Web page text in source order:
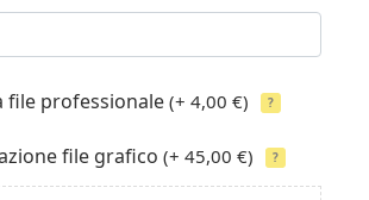
file professionale (+ 4,00 €) ?
file grafico (+ 45,00 €) ?